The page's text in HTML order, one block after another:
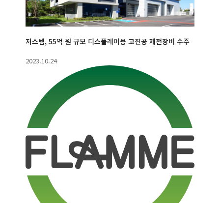
저스템, 55억 원 규모 디스플레이용 고진공 제전장비 수주
2023.10.24